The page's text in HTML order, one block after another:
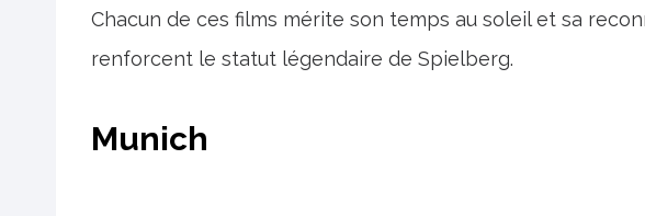
Chacun de ces films mérite son temps au soleil et sa
renforcent le statut légendaire de Spielberg.
Munich